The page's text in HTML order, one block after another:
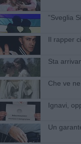
”Sveglia
Il rapper
Sta
​Che ve
​Ignavi,
Un